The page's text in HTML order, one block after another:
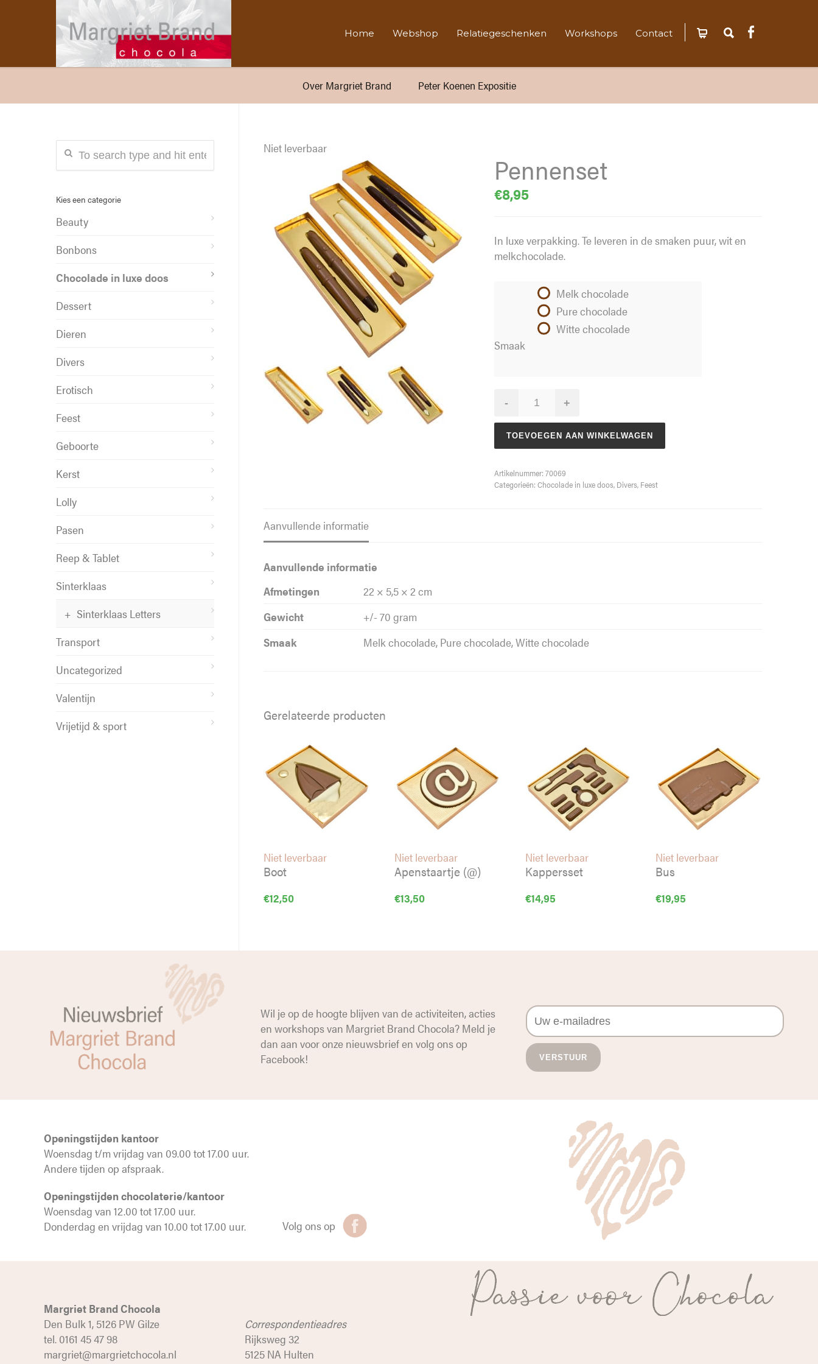
Home Webshop Relatiegeschenken Workshops Contact
Over Margriet Brand Peter Koenen Expositie
Niet leverbaar
Pennenset
€8,95
In luxe verpakking. Te leveren in de smaken puur, wit en
melkchocolade.
Smaak
Melk chocolade
Pure chocolade
Witte chocolade
Pennenset
- +
TOEVOEGEN AAN WINKELWAGEN
Artikelnummer: 70069
Categorieën: Chocolade in luxe doos, Divers, Feest
Aanvullende informatie
Aanvullende informatie
Afmetingen
22 × 5,5 × 2 cm
Gewicht
+/- 70 gram
Smaak
Melk chocolade, Pure chocolade, Witte chocolade
Gerelateerde producten
Niet leverbaar
Boot
€12,50
Niet leverbaar
Apenstaartje (@)
€13,50
Niet leverbaar
Kappersset
€14,95
Niet leverbaar
Bus
€19,95
Kies een categorie
Beauty
Bonbons
Chocolade in luxe doos
Dessert
Dieren
Divers
Erotisch
Feest
Geboorte
Kerst
Lolly
Pasen
Reep & Tablet
Sinterklaas
Sinterklaas Letters
Transport
Uncategorized
Valentijn
Vrijetijd & sport
Wil je op de hoogte blijven van de activiteiten, acties
en workshops van Margriet Brand Chocola? Meld je
dan aan voor onze nieuwsbrief en volg ons op
Facebook!
Openingstijden kantoor
Woensdag t/m vrijdag van 09.00 tot 17.00 uur.
Andere tijden op afspraak.
Openingstijden chocolaterie/kantoor
Woensdag van 12.00 tot 17.00 uur.
Donderdag en vrijdag van 10.00 tot 17.00 uur.
Volg ons op
Margriet Brand Chocola
Den Bulk 1, 5126 PW Gilze
tel. 0161 45 47 98
margriet@margrietchocola.nl
Correspondentieadres
Rijksweg 32
5125 NA Hulten